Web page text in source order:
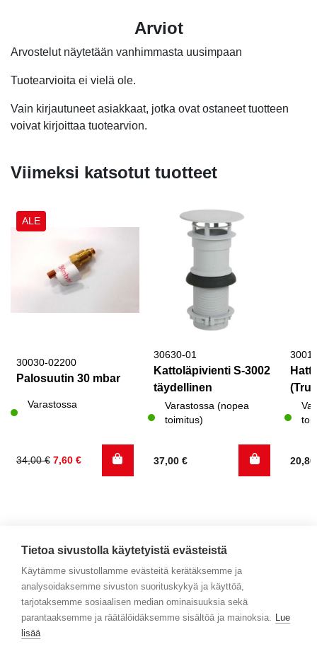
Arviot
Arvostelut näytetään vanhimmasta uusimpaan
Tuotearvioita ei vielä ole.
Vain kirjautuneet asiakkaat, jotka ovat ostaneet tuotteen
voivat kirjoittaa tuotearvion.
Viimeksi katsotut tuotteet
ALE
30030-02200
Palosuutin 30 mbar
Varastossa
34,00€
Alkuperäinen
7,60 €
Nykyinen
30630-01
Kattoläpivienti S-3002
täydellinen
Varastossa (nopea
toimitus)
37,00 €
Yhteystiedot
Selaa tuotteita
Tietoa sivustolla käytetyistä evästeistä
Käytämme sivustollamme evästeitä kerätäksemme ja
analysoidaksemme sivuston suorituskykyä ja käyttöä,
tarjotaksemme sosiaalisen median ominaisuuksia sekä
parantaaksemme ja räätälöidäksemme sisältöä ja mainoksia. Lue
lisää